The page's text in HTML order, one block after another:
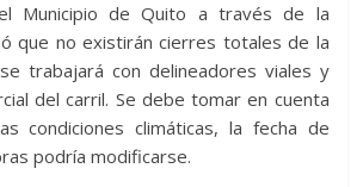
el Municipio de Quito a través de la
que no existirán cierres totales de la
trabajará con delineadores viales y
del carril. Se debe tomar en cuenta
condiciones climáticas, la fecha de
podría modificarse.